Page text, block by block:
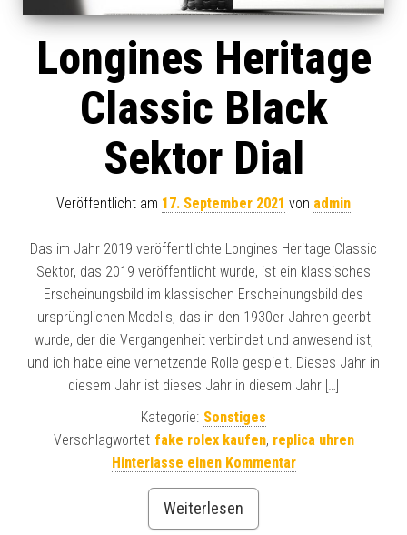
Longines Heritage
Classic Black
Sektor Dial
Veröffentlicht am 17. September 2021 von admin
Das im Jahr 2019 veröffentlichte Longines Heritage Classic
Sektor, das 2019 veröffentlicht wurde, ist ein klassisches
Erscheinungsbild im klassischen Erscheinungsbild des
ursprünglichen Modells, das in den 1930er Jahren geerbt
wurde, der die Vergangenheit verbindet und anwesend ist,
und ich habe eine vernetzende Rolle gespielt. Dieses Jahr in
diesem Jahr ist dieses Jahr in diesem Jahr […]
Kategorie: Sonstiges
Verschlagwortet fake rolex kaufen, replica uhren
Hinterlasse einen Kommentar
Weiterlesen